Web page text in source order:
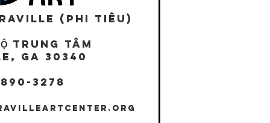
(Phi tiêu)
TRUNG TÂM
GA 30340
3278